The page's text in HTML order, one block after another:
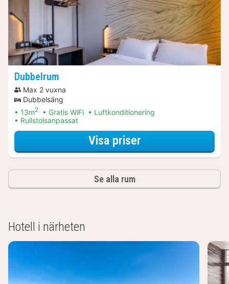
Dubbelrum
Max 2 vuxna
Dubbelsäng
13m2 Gratis WiFi
Luftkonditionering
Rullstolsanpassat
Visa priserför Dubbelrum
Se alla rum
Hotell i närheten